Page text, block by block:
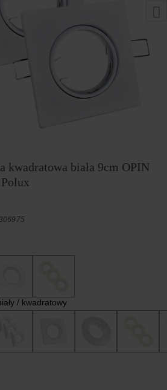
kwadratowa biała 9cm OPIN
/ kwadratowy